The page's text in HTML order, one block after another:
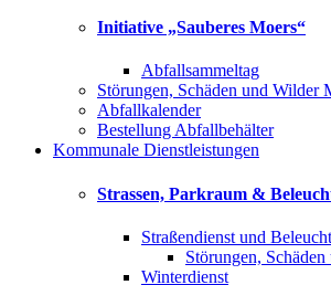
Initiative „Sauberes Moers“
Abfallsammeltag
Störungen, Schäden und Wilder
Abfallkalender
Bestellung Abfallbehälter
Kommunale Dienstleistungen
Strassen, Parkraum &
Straßendienst und
Störungen,
Winterdienst